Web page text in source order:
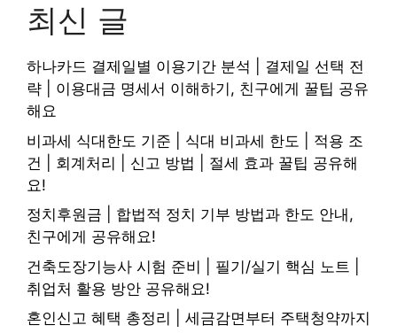
최신 글
하나카드 결제일별 이용기간 분석 | 결제일 선택 전
략 | 이용대금 명세서 이해하기, 친구에게 꿀팁 공유
해요
비과세 식대한도 기준 | 식대 비과세 한도 | 적용 조
건 | 회계처리 | 신고 방법 | 절세 효과 꿀팁 공유해
요!
정치후원금 | 합법적 정치 기부 방법과 한도 안내,
친구에게 공유해요!
건축도장기능사 시험 준비 | 필기/실기 핵심 노트 |
취업처 활용 방안 공유해요!
혼인신고 혜택 총정리 | 세금감면부터 주택청약까지